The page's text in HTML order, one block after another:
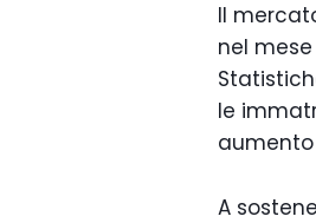
Il
nel
le
aumento
A